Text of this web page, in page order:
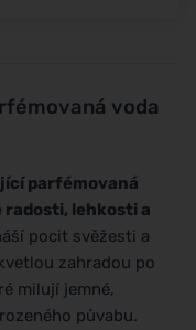
voda
parfémovaná
lehkosti a
pocit svěžesti a
zahradou po
milují jemné,
půvabu.